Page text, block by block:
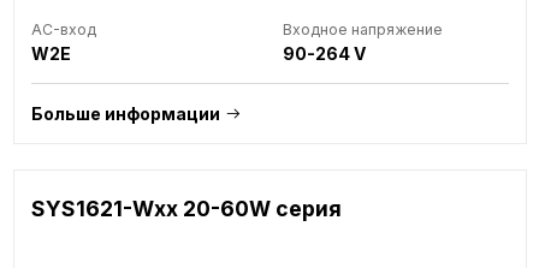
AC-вход
W2E
Входное напряжение
90-264 V
Больше информации
SYS1621-Wxx 20-60W серия